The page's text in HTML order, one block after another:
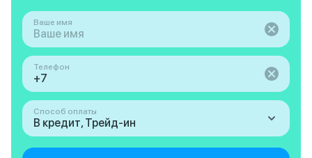
Ваше имя
Телефон
Способ оплаты
В кредит, Трейд-ин